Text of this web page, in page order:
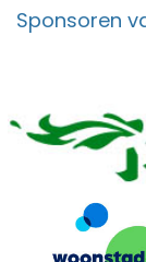
Sponsoren